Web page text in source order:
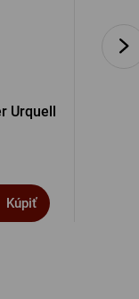
Urquell
Kúpiť